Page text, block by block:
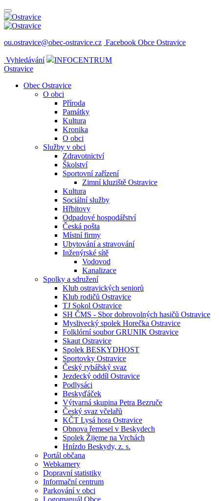
ou.ostravice@obec-ostravice.cz Facebook Obce Ostravice
Vyhledávání
INFOCENTRUM
Ostravice
Obec Ostravice
O obci
Příroda
Památky
Kultura
Kronika
O obci
Služby v obci
Zdravotnictví
Školství
Sportovní zařízení
Zimní kluziště Ostravice
Kultura
Sociální služby
Hřbitovy
Odpadové hospodářství
Česká pošta
Místní firmy
Ubytování a stravování
Inženýrské sítě
Vodovod
Kanalizace
Spolky a sdružení
Klub ostravických seniorů
Klub rodičů Ostravice
TJ Sokol Ostravice
SH ČMS - Sbor dobrovolných hasičů Ostravice
Myslivecký spolek Horečka Ostravice
Folklórní soubor GRUNIK Ostravice
Skaut Ostravice
Spolek BESKYDHOST
Sportovky Ostravice
Český rybářský svaz
Jezdecký oddíl Ostravice
Podlysáci
Beskyďáček
Výtvarná skupina Petra Bezruče
Český svaz včelařů
KČT Lysá hora Ostravice
Obnova řemesel v Beskydech
Spolek Žijeme na Vrchách
Hnízdo Beskydy, z. s.
Portál občana
Webkamery
Dopravní statistiky
Informační centrum
Parkování v obci
Logomanuál Obce